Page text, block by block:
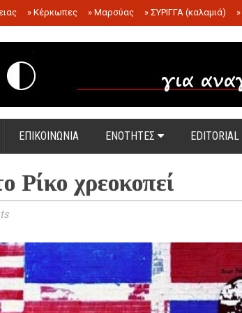
» Κέρκωπες » Μαρσύας » ΣΥΡΙΓΓΑ (καλαμιά) »
.
ΕΠΙΚΟΙΝΩΝΙΑ ΕΝΟΤΗΤΕΣ EDITORIAL
Ρίκο χρεοκοπεί